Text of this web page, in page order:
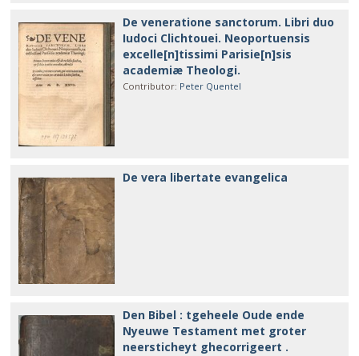
De veneratione sanctorum. Libri duo
Iudoci Clichtouei. Neoportuensis
excelle[n]tissimi Parisie[n]sis
academiæ Theologi.
Contributor: Peter Quentel
De vera libertate evangelica
Den Bibel : tgeheele Oude ende
Nyeuwe Testament met groter
neersticheyt ghecorrigeert .